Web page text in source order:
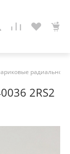
радиально-
2RS2